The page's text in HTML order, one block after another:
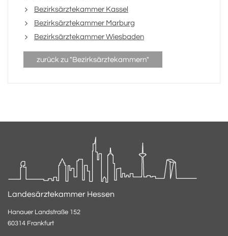
Bezirksärztekammer Kassel
Bezirksärztekammer Marburg
Bezirksärztekammer Wiesbaden
zurück zu "Bezirksärztekammern"
Landesärztekammer Hessen
Hanauer Landstraße 152
60314 Frankfurt